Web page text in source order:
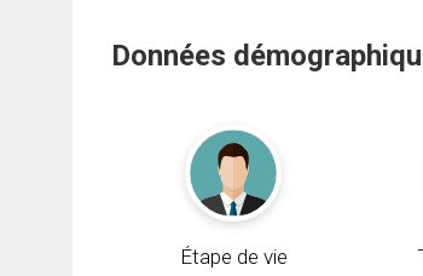
Données
Étape de vie